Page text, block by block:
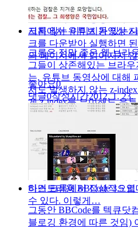
미지를 저장한다. 그리고,
로 로그파일을 생성한다.
지지 않는 이미지가 있는
크를 다운받아 실행하면
의 페이지에서 읽어지지
크롬에서 유튜브 동영상 z-
크롬은 정말 좋은 웹 브라
그들이 상존해있는 브라
는, 유튜브 동영상에 대해
서도 발생하지 않는 z-
게 z-index를 부여해도 유
한 경우 이상하게 표시된
삽입할 때
다. 즉, 아래와 같이 삽입
된다. 단, 이미 속성이 지
니라 &를 붙여야 한다. 즉
은 경우는 아래와 같이 수
하면 크롬에서 정상적으
수 있다. 이렇게…
좋아요0
댓글0작성시간2012. 1. 23.
티스토리용 BBCode 3.5
그동안 BBCode를 텍큐닷
블로깅 환경에 따른 것임)